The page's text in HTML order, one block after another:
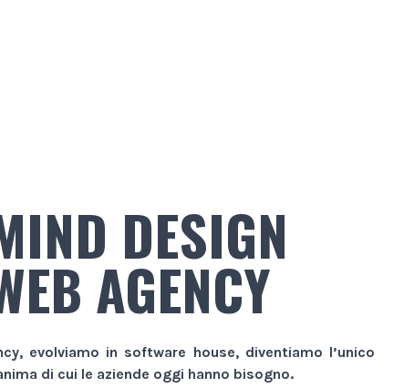
DESIGN
AGENCY
, evolviamo in software house, diventiamo l’unico
di cui le aziende oggi hanno bisogno.